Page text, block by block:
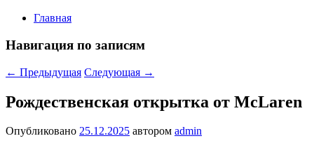
Главная
Навигация по записям
← Предыдущая Следующая →
Рождественская открытка от McLaren
Опубликовано 25.12.2025 автором admin